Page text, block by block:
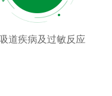
道疾病及过敏反应